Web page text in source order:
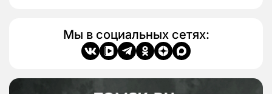
Мы в социальных сетях: